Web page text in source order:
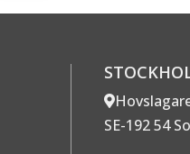
SE-192 54